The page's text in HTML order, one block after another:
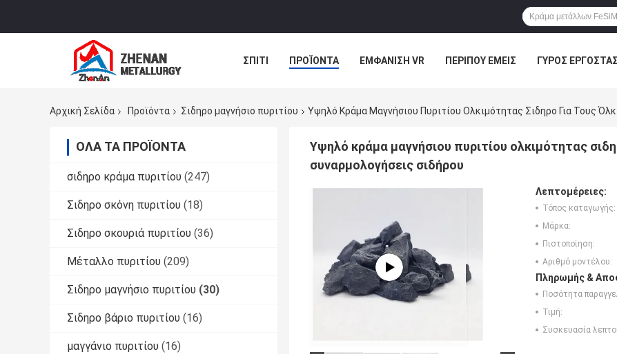
ΣΠΊΤΙ ΠΡΟΪΌΝΤΑ ΕΜΦΆΝΙΣΗ VR ΠΕΡΊΠΟΥ ΕΜΕΊΣ ΓΎΡΟΣ
Αρχική Σελίδα
Προϊόντα Σιδηρο μαγνήσιο πυριτίου Υψηλό Κράμα Μαγνήσιου Πυριτίου Ολκιμότητας Σιδηρο Για Τους
ΌΛΑ ΤΑ ΠΡΟΪΌΝΤΑ
σιδηρο κράμα πυριτίου (247)
Σιδηρο σκόνη πυριτίου (18)
Σιδηρο σκουριά πυριτίου (36)
Μέταλλο πυριτίου (209)
Σιδηρο μαγνήσιο πυριτίου (30)
Σιδηρο βάριο πυριτίου (16)
μαγγάνιο πυριτίου (16)
Υψηλό κράμα μαγνήσιου πυριτίου ολκιμότητας
συναρμολογήσεις σιδήρου
Λεπτομέρειες:
Τόπος καταγωγής:
Μάρκα:
Πιστοποίηση:
Αριθμό μοντέλου:
Πληρωμής &
Ποσότητα
Τιμή:
Συσκευασία